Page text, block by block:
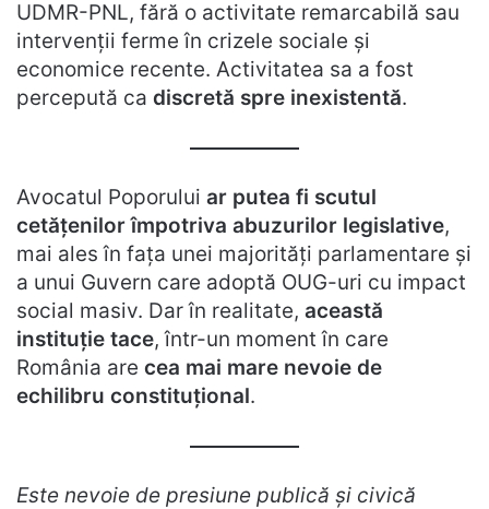
UDMR-PNL, fără o activitate remarcabilă sau
intervenții ferme în crizele sociale și
economice recente. Activitatea sa a fost
percepută ca discretă spre inexistentă.
Avocatul Poporului ar putea fi scutul
cetățenilor împotriva abuzurilor legislative,
mai ales în fața unei majorități parlamentare și
a unui Guvern care adoptă OUG-uri cu impact
social masiv. Dar în realitate, această
instituție tace, într-un moment în care
România are cea mai mare nevoie de
echilibru constituțional.
Este nevoie de presiune publică și civică